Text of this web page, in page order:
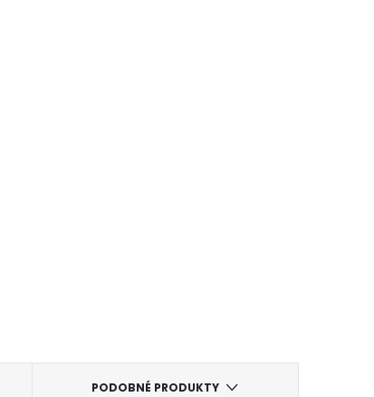
PODOBNÉ PRODUKTY